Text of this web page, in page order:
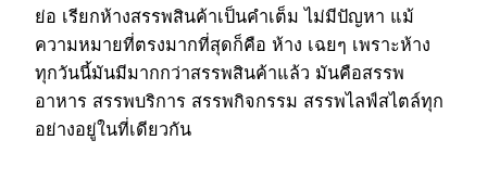
ย่อ เรียกห้างสรรพสินค้าเป็นคำเต็ม ไม่มีปัญหา แม้
ความหมายที่ตรงมากที่สุดก็คือ ห้าง เฉยๆ เพราะห้าง
ทุกวันนี้มันมีมากกว่าสรรพสินค้าแล้ว มันคือสรรพ
อาหาร สรรพบริการ สรรพกิจกรรม สรรพไลฟ์สไตล์ทุก
อย่างอยู่ในที่เดียวกัน